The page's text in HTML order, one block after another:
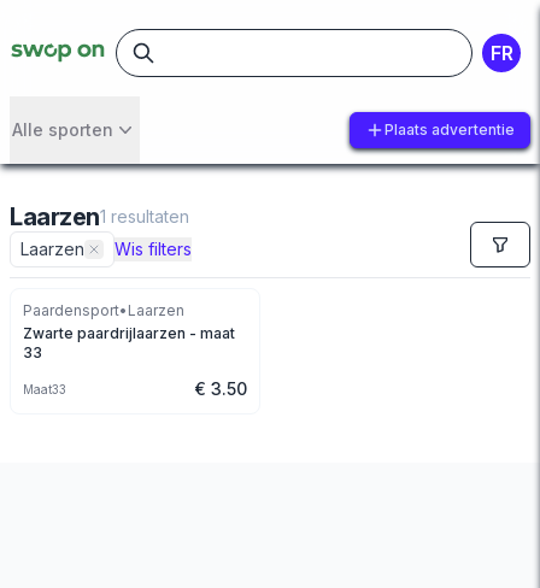
FR
Alle sporten Plaats advertentie
Laarzen1 resultaten
Laarzen
Wis filters
Paardensport• Laarzen
Zwarte paardrijlaarzen - maat
33
Maat33 € 3.50